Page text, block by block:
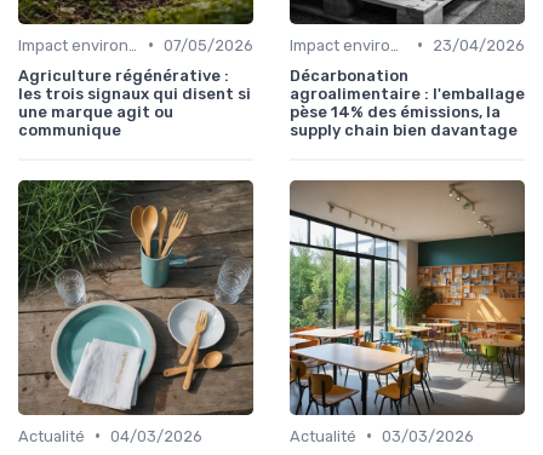
• 07/05/2026
Agriculture régénérative :
les trois signaux qui disent si
une marque agit ou
communique
•
23/04/2026
Décarbonation
agroalimentaire : l'emballage
pèse 14% des émissions, la
supply chain bien davantage
Actualité • 04/03/2026
Actualité • 03/03/2026